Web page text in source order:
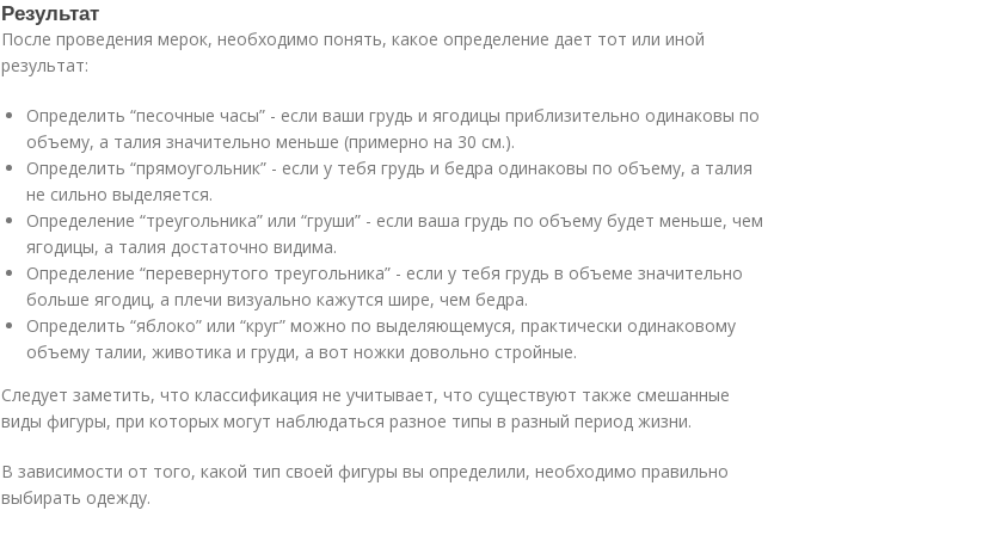
Результат
После проведения мерок, необходимо понять, какое определение дает тот или иной
результат:
Определить “песочные часы” - если ваши грудь и ягодицы приблизительно одинаковы по
объему, а талия значительно меньше (примерно на 30 см.).
Определить “прямоугольник” - если у тебя грудь и бедра одинаковы по объему, а талия
не сильно выделяется.
Определение “треугольника” или “груши” - если ваша грудь по объему будет меньше, чем
ягодицы, а талия достаточно видима.
Определение “перевернутого треугольника” - если у тебя грудь в объеме значительно
больше ягодиц, а плечи визуально кажутся шире, чем бедра.
Определить “яблоко” или “круг” можно по выделяющемуся, практически одинаковому
объему талии, животика и груди, а вот ножки довольно стройные.
Следует заметить, что классификация не учитывает, что существуют также смешанные
виды фигуры, при которых могут наблюдаться разное типы в разный период жизни.
В зависимости от того, какой тип своей фигуры вы определили, необходимо правильно
выбирать одежду.